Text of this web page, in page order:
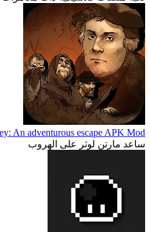
An adventurous escape APK Mod
ساعد مارتن لوثر على الهروب